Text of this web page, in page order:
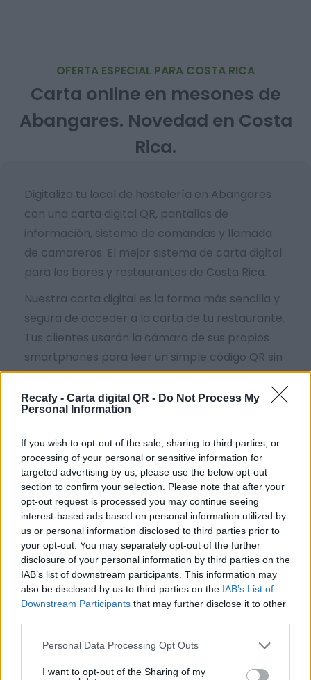
Recafy - Carta digital QR - Do Not Process My
Personal Information
If you wish to opt-out of the sale, sharing to third parties, or
processing of your personal or sensitive information for
targeted advertising by us, please use the below opt-out
section to confirm your selection. Please note that after your
opt-out request is processed you may continue seeing
interest-based ads based on personal information utilized by
us or personal information disclosed to third parties prior to
your opt-out. You may separately opt-out of the further
disclosure of your personal information by third parties on the
IAB’s list of downstream participants. This information may
also be disclosed by us to third parties on the IAB’s List of
Downstream Participants that may further disclose it to other
Please note that this website/app uses one or more Google
not limited to your visit or usage behaviour. You may click to
Personal Data Processing Opt Outs
I want to opt-out of the Sharing of my
OFERTA ESPECIAL PARA COSTA RICA
Carta online en mesones de
Abangares. Novedad en Costa
Rica.
Digitaliza tu local de hostelería en Abangares
con una carta digital QR, pantallas de
información, sistema de comandas y llamada
de camareros. El mejor sistema de carta digital
para los bares y restaurantes de Costa Rica.
Nuestra carta digital es la forma más sencilla y
segura de acceder a la carta de tu restaurante.
Tus clientes usarán la cámara de sus propios
smartphones para leer un simple código QR sin
necesidad de instalar ninguna aplicación.
Hacemos accesible la digitalización de la
necesitas ayuda o no tienes tiempo, podemos
digitalizar la carta por ti.
Por eso hemos diseñado un sistema capaz de
ayudar a tu negocio a adaptarse a las
circunstancias actuales que nuestro país está
viviendo. Contamos con una carta de servicios
que pueden ayudarte a aminorar las cargas de
trabajo en tu negocio o empresa para que
puedas ofrecer a tus clientes la seguridad y el
apoyo que merecen. Llega la transformación
digital para quedarse. Menú digital QR para el